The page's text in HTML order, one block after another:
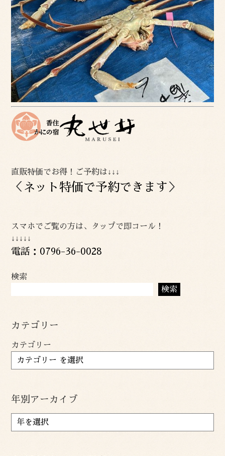
直販特価でお得！ご予約は↓↓↓
＜ ネット特価で予約できます ＞
スマホでご覧の方は、タップで即コール！
↓↓↓↓↓
電話：0796-36-0028
検索
検索
カテゴリー
カテゴリー
年別アーカイブ
ア
ー